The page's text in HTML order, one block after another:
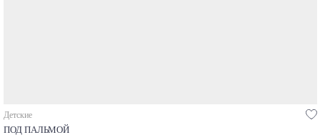
Детские
ПОД ПАЛЬМОЙ